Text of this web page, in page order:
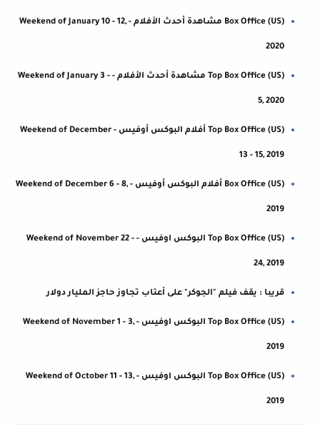
Box Office (US) مشاهدة أحدث الأفلام - Weekend of January 10 - 12,
2020
Top Box Office (US) مشاهدة أحدث الأفلام - Weekend of January 3 -
5, 2020
Top Box Office (US) أفلام البوكس أوفيس - Weekend of December
13 - 15, 2019
Box Office (US) أفلام البوكس أوفيس - Weekend of December 6 - 8,
2019
Top Box Office (US) البوكس اوفيس - Weekend of November 22 -
24, 2019
قريبا : يقف فيلم "الجوكر" على أعتاب تجاوز حاجز المليار دولار
Top Box Office (US) البوكس اوفيس - Weekend of November 1 - 3,
2019
Top Box Office (US) البوكس اوفيس - Weekend of October 11 - 13,
2019